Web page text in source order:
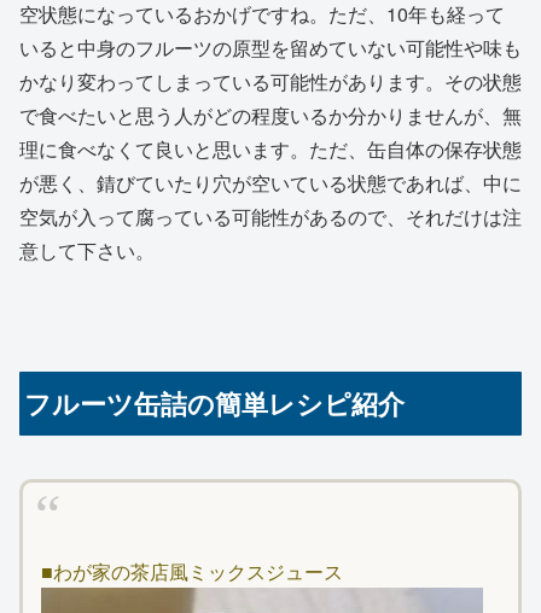
空状態になっているおかげですね。ただ、10年も経って
いると中身のフルーツの原型を留めていない可能性や味も
かなり変わってしまっている可能性があります。その状態
で食べたいと思う人がどの程度いるか分かりませんが、無
理に食べなくて良いと思います。ただ、缶自体の保存状態
が悪く、錆びていたり穴が空いている状態であれば、中に
空気が入って腐っている可能性があるので、それだけは注
意して下さい。
フルーツ缶詰の簡単レシピ紹介
■わが家の茶店風ミックスジュース